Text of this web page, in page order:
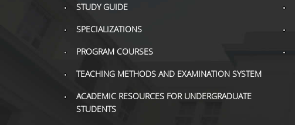
STUDY GUIDE
SPECIALIZATIONS
PROGRAM COURSES
TEACHING METHODS AND EXAMINATION SYSTEM
ACADEMIC RESOURCES FOR UNDERGRADUATE
STUDENTS